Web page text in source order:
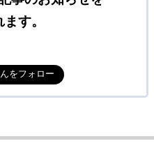
す。
をフォロー